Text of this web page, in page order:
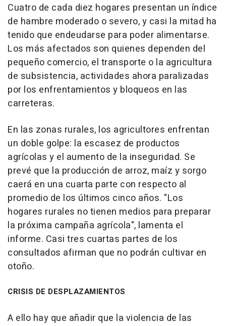
Cuatro de cada diez hogares presentan un índice
de hambre moderado o severo, y casi la mitad ha
tenido que endeudarse para poder alimentarse.
Los más afectados son quienes dependen del
pequeño comercio, el transporte o la agricultura
de subsistencia, actividades ahora paralizadas
por los enfrentamientos y bloqueos en las
carreteras.
En las zonas rurales, los agricultores enfrentan
un doble golpe: la escasez de productos
agrícolas y el aumento de la inseguridad. Se
prevé que la producción de arroz, maíz y sorgo
caerá en una cuarta parte con respecto al
promedio de los últimos cinco años. "Los
hogares rurales no tienen medios para preparar
la próxima campaña agrícola", lamenta el
informe. Casi tres cuartas partes de los
consultados afirman que no podrán cultivar en
otoño.
CRISIS DE DESPLAZAMIENTOS
A ello hay que añadir que la violencia de las